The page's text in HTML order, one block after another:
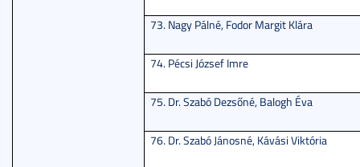
73. Nagy Pálné, Fodor Margit Klára
74. Pécsi József Imre
75. Dr. Szabó Dezsőné, Balogh Éva
76. Dr. Szabó Jánosné, Kávási Viktória